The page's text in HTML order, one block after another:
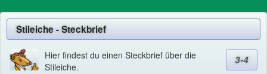
Stileiche - Steckbrief
Hier findest du einen Steckbrief über die
Stileiche.
3-4